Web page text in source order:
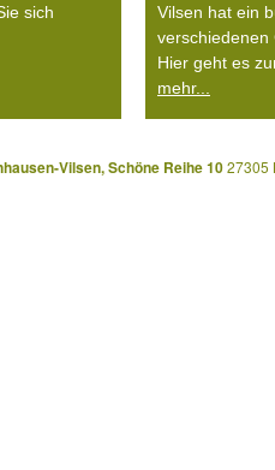
sich
Vilsen hat ein
verschiedenen
Hier geht es
mehr...
Vilsen, Schöne Reihe 1027305